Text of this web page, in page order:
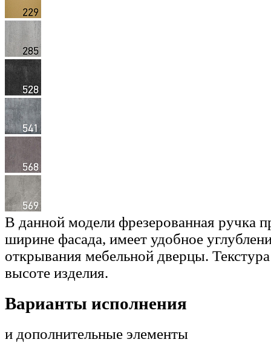
В данной модели фрезерованная ручка
ширине фасада, имеет удобное
открывания мебельной дверцы. Текстура
высоте изделия.
Варианты исполнения
и дополнительные элементы